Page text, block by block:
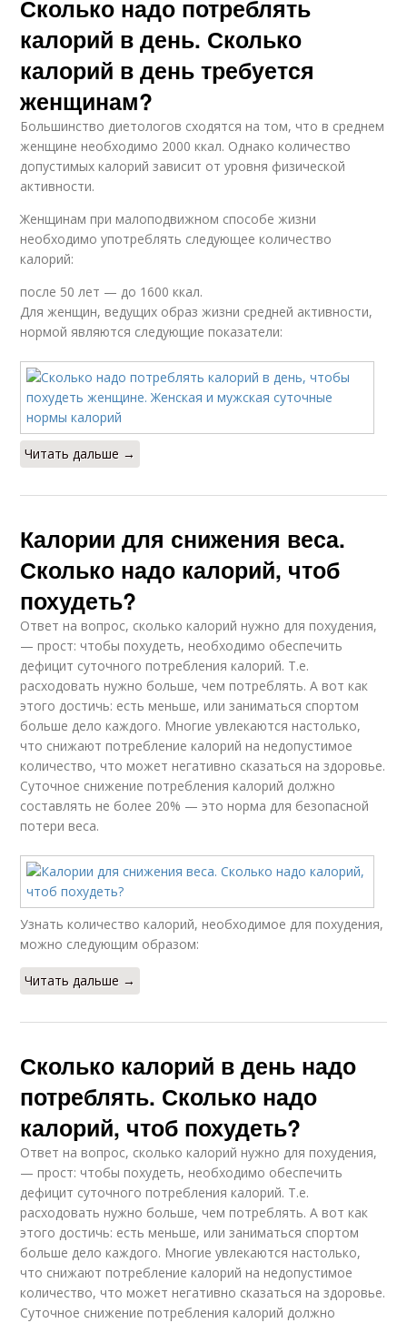
Сколько надо потреблять
калорий в день. Сколько
калорий в день требуется
женщинам?
Большинство диетологов сходятся на том, что в среднем
женщине необходимо 2000 ккал. Однако количество
допустимых калорий зависит от уровня физической
активности.
Женщинам при малоподвижном способе жизни
необходимо употреблять следующее количество
калорий:
после 50 лет — до 1600 ккал.
Для женщин, ведущих образ жизни средней активности,
нормой являются следующие показатели:
Читать дальше →
Калории для снижения веса.
Сколько надо калорий, чтоб
похудеть?
Ответ на вопрос, сколько калорий нужно для похудения,
— прост: чтобы похудеть, необходимо обеспечить
дефицит суточного потребления калорий. Т.е.
расходовать нужно больше, чем потреблять. А вот как
этого достичь: есть меньше, или заниматься спортом
больше дело каждого. Многие увлекаются настолько,
что снижают потребление калорий на недопустимое
количество, что может негативно сказаться на здоровье.
Суточное снижение потребления калорий должно
составлять не более 20% — это норма для безопасной
потери веса.
Узнать количество калорий, необходимое для похудения,
можно следующим образом:
Читать дальше →
Сколько калорий в день надо
потреблять. Сколько надо
калорий, чтоб похудеть?
Ответ на вопрос, сколько калорий нужно для похудения,
— прост: чтобы похудеть, необходимо обеспечить
дефицит суточного потребления калорий. Т.е.
расходовать нужно больше, чем потреблять. А вот как
этого достичь: есть меньше, или заниматься спортом
больше дело каждого. Многие увлекаются настолько,
что снижают потребление калорий на недопустимое
количество, что может негативно сказаться на здоровье.
Суточное снижение потребления калорий должно